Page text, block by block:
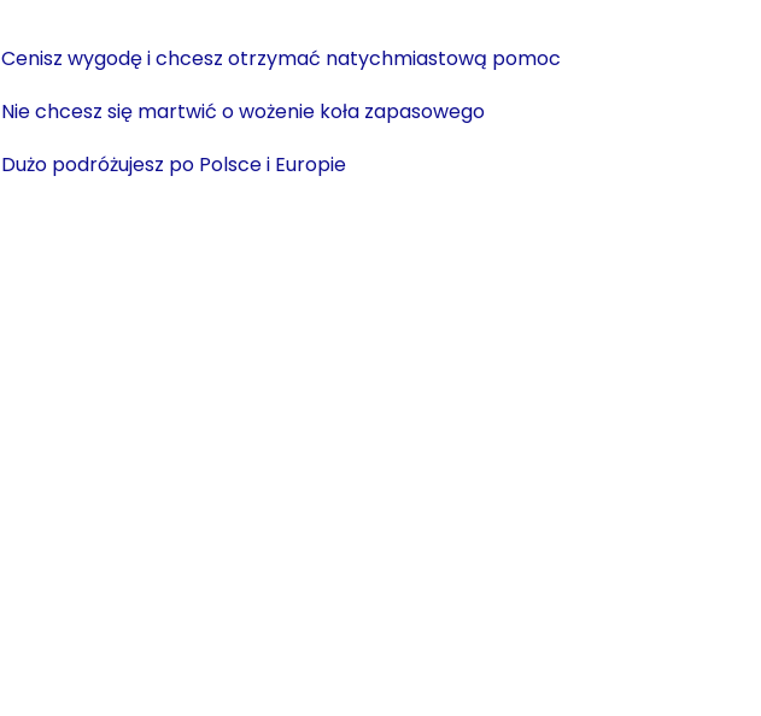
Cenisz wygodę i chcesz otrzymać natychmiastową pomoc
Nie chcesz się martwić o wożenie koła zapasowego
Dużo podróżujesz po Polsce i Europie